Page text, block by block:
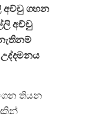
අච්චුගහන
අච්චු
උද්දමනය
තියන